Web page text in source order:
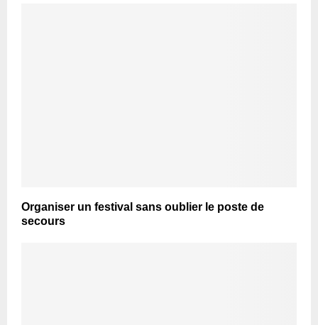
Organiser un festival sans oublier le poste de
secours